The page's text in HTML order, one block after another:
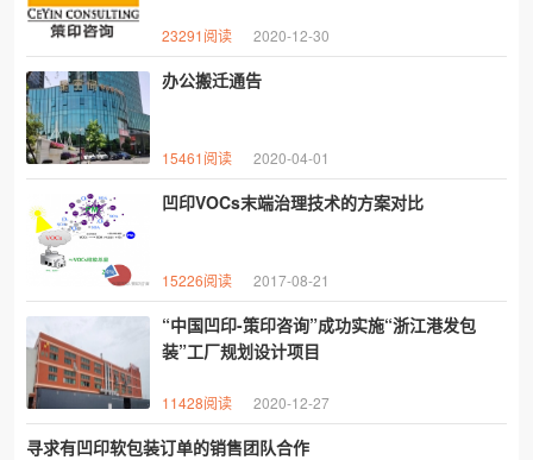
23291阅读 2020-12-30
办公搬迁通告
15461阅读 2020-04-01
凹印VOCs末端治理技术的方案对比
15226阅读 2017-08-21
“中国凹印-策印咨询”成功实施“浙江港发包
装”工厂规划设计项目
11428阅读 2020-12-27
寻求有凹印软包装订单的销售团队合作